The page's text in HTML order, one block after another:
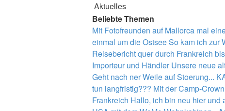
Aktuelles
Beliebte Themen
Mit Fotofreunden auf Mallorca mal
einmal um die OstseeSo kam ich zur
Reisebericht quer durch Frankreich
Importeur und Händler Unsere neue
Geht nach ner Weile auf Stoerung...
tun langfristig??? Mit der Camp-
Frankreich Hallo, ich bin neu hier und